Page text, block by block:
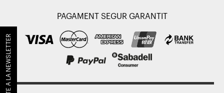
PAGAMENT SEGUR GARANTIT